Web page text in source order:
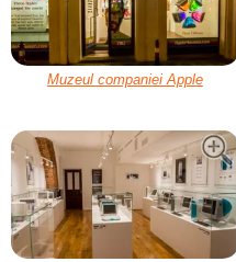
Muzeul companiei Apple